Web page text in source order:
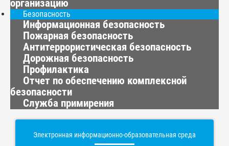
организацию
Безопасность
Информационная безопасность
Пожарная безопасность
Антитеррористическая безопасность
Дорожная безопасность
Профилактика
Отчет по обеспечению комплексной
безопасности
Служба примирения
Электронная информационно-образовательная среда